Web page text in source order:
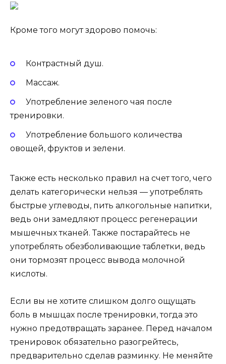
Кроме того могут здорово помочь:
Контрастный душ.
Массаж.
Употребление зеленого чая после
тренировки.
Употребление большого количества
овощей, фруктов и зелени.
Также есть несколько правил на счет того, чего
делать категорически нельзя — употреблять
быстрые углеводы, пить алкогольные напитки,
ведь они замедляют процесс регенерации
мышечных тканей. Также постарайтесь не
употреблять обезболивающие таблетки, ведь
они тормозят процесс вывода молочной
кислоты.
Если вы не хотите слишком долго ощущать
боль в мышцах после тренировки, тогда это
нужно предотвращать заранее. Перед началом
тренировок обязательно разогрейтесь,
предварительно сделав разминку. Не меняйте